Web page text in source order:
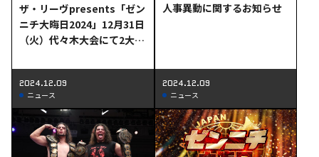
ザ・リーヴpresents「ゼン
ニチ大晦日2024」12月31日
（火）代々木大会にて2大タ
せ
2024.12.09
ニュース
人事異動に関するお知らせ
2024.12.09
ニュース